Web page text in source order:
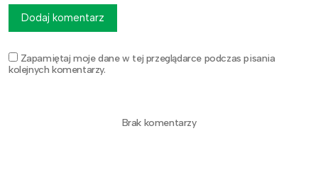
Zapamiętaj moje dane w tej przeglądarce podczas pisania
kolejnych komentarzy.
Dodaj komentarz
Brak komentarzy